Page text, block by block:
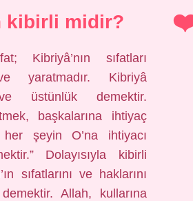
kibirli midir?
Kibriyâ’nın sıfatları
yaratmadır. Kibriyâ
üstünlük demektir.
başkalarına ihtiyaç
her şeyin O’na ihtiyacı
Dolayısıyla kibirli
sıfatlarını ve haklarını
Allah, kullarına